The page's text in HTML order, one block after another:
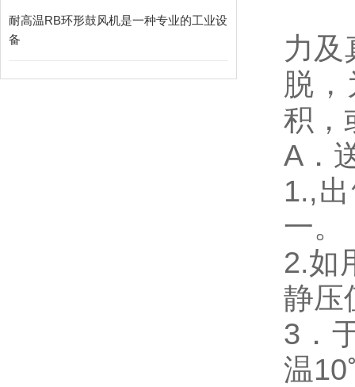
耐高温RB环形鼓风机是一种专业的工业设
备
力及
脱
积，
A．
1.,
一。
2.如
静压
3．
温